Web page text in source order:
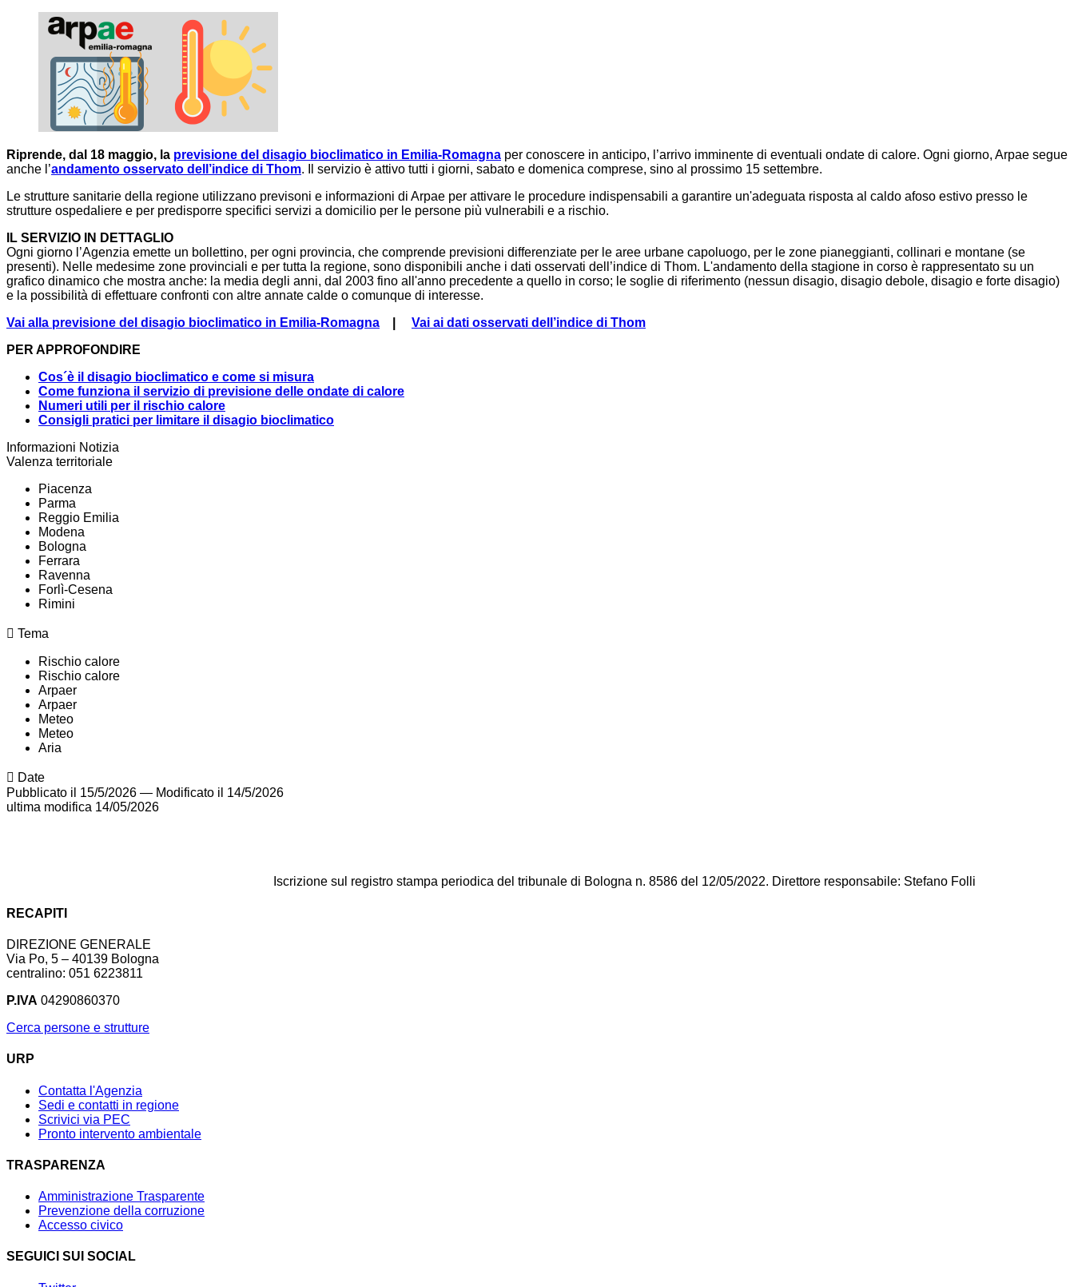
Riprende, dal 18 maggio, la previsione del disagio bioclimatico in Emilia-Romagna per conoscere in anticipo, l’arrivo imminente di eventuali ondate di calore. Ogni giorno, Arpae segue
anche l’andamento osservato dell’indice di Thom. Il servizio è attivo tutti i giorni, sabato e domenica comprese, sino al prossimo 15 settembre.
Le strutture sanitarie della regione utilizzano previsoni e informazioni di Arpae per attivare le procedure indispensabili a garantire un'adeguata risposta al caldo afoso estivo presso le
strutture ospedaliere e per predisporre specifici servizi a domicilio per le persone più vulnerabili e a rischio.
IL SERVIZIO IN DETTAGLIO
Ogni giorno l’Agenzia emette un bollettino, per ogni provincia, che comprende previsioni differenziate per le aree urbane capoluogo, per le zone pianeggianti, collinari e montane (se
presenti). Nelle medesime zone provinciali e per tutta la regione, sono disponibili anche i dati osservati dell’indice di Thom. L'andamento della stagione in corso è rappresentato su un
grafico dinamico che mostra anche: la media degli anni, dal 2003 fino all'anno precedente a quello in corso; le soglie di riferimento (nessun disagio, disagio debole, disagio e forte disagio)
e la possibilità di effettuare confronti con altre annate calde o comunque di interesse.
Vai alla previsione del disagio bioclimatico in Emilia-Romagna
Vai ai dati osservati dell’indice di Thom
PER APPROFONDIRE
Cos´è il disagio bioclimatico e come si misura
Come funziona il servizio di previsione delle ondate di calore
Numeri utili per il rischio calore
Consigli pratici per limitare il disagio bioclimatico
Informazioni Notizia
Valenza territoriale
Piacenza
Parma
Reggio Emilia
Modena
Bologna
Ferrara
Ravenna
Forlì-Cesena
Rimini
Tema
Rischio calore
Rischio calore
Arpaer
Arpaer
Meteo
Meteo
Aria
Date
Pubblicato il 15/5/2026 — Modificato il 14/5/2026
ultima modifica 14/05/2026
Iscrizione sul registro stampa periodica del tribunale di Bologna n. 8586 del 12/05/2022. Direttore responsabile: Stefano Folli
RECAPITI
DIREZIONE GENERALE
Via Po, 5 – 40139 Bologna
centralino: 051 6223811
P.IVA 04290860370
Cerca persone e strutture
URP
Contatta l'Agenzia
Sedi e contatti in regione
Scrivici via PEC
Pronto intervento ambientale
TRASPARENZA
Amministrazione Trasparente
Prevenzione della corruzione
Accesso civico
SEGUICI SUI SOCIAL